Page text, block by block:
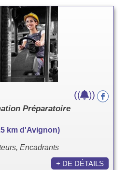
Préparatoire
km d'Avignon)
Encadrants
(( ))
+ DE DÉTAILS